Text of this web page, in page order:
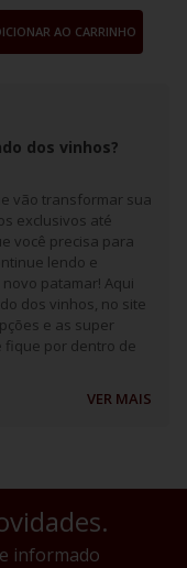
AO CARRINHO
dos vinhos?
vão transformar sua
exclusivos até
você precisa para
lendo e
patamar! Aqui
dos vinhos, no site
e as super
fique por dentro de
VER MAIS
informado